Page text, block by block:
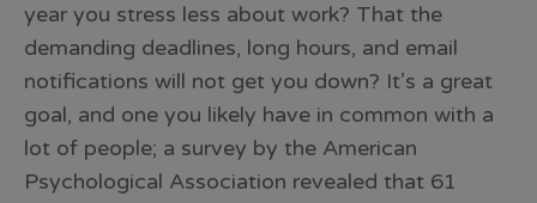
year you stress less about work? That the
demanding deadlines, long hours, and email
notifications will not get you down? It’s a great
goal, and one you likely have in common with a
lot of people; a survey by the American
Psychological Association revealed that 61